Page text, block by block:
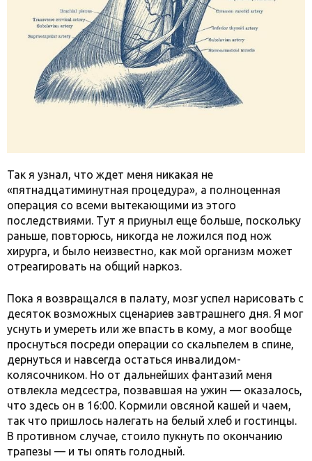
Так я узнал, что ждет меня никакая не
«пятнадцатиминутная процедура», а полноценная
операция со всеми вытекающими из этого
последствиями. Тут я приуныл еще больше, поскольку
раньше, повторюсь, никогда не ложился под нож
хирурга, и было неизвестно, как мой организм может
отреагировать на общий наркоз.
Пока я возвращался в палату, мозг успел нарисовать с
десяток возможных сценариев завтрашнего дня. Я мог
уснуть и умереть или же впасть в кому, а мог вообще
проснуться посреди операции со скальпелем в спине,
дернуться и навсегда остаться инвалидом-
колясочником. Но от дальнейших фантазий меня
отвлекла медсестра, позвавшая на ужин — оказалось,
что здесь он в 16:00. Кормили овсяной кашей и чаем,
так что пришлось налегать на белый хлеб и гостинцы.
В противном случае, стоило пукнуть по окончанию
трапезы — и ты опять голодный.